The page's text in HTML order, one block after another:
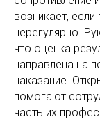
возникает,
нерегулярно.
что оценка
направлена на
наказание.
помогают
часть их